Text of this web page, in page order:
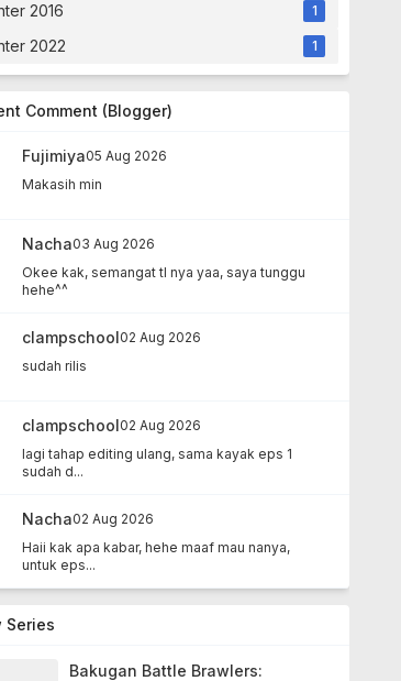
Lirik Lagu Boyfriend - 소나기 (One
Lirik Lagu Boyfriend - Super
Hero
Lirik Lagu Boyfriend - Super Hero -
Lirik Lagu Boyfriend - Love
2016 1
2022 1
Comment (Blogger)
Fujimiya05 Aug 2026
Makasih min
Nacha03 Aug 2026
Okee kak, semangat tl nya yaa, saya tunggu
hehe^^
clampschool02 Aug 2026
sudah rilis
clampschool02 Aug 2026
lagi tahap editing ulang, sama kayak eps 1
sudah d...
Nacha02 Aug 2026
Haii kak apa kabar, hehe maaf mau nanya,
untuk eps...
Series
Bakugan Battle Brawlers: